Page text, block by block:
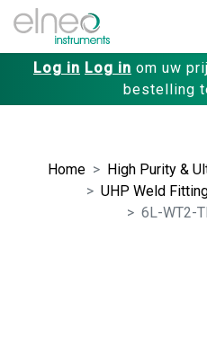
Log in Log in om uw
bestelling
Home
High Purity &
UHP Weld
6L-WT2-